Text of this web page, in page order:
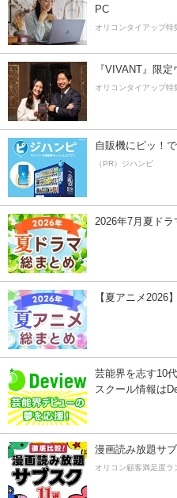
PC
オリコンタイアップ特
『VIVANT』限
オリコンタイアップ特
自販機にピッ！
（PR）ジハンピ
2026年7月夏ドラ
【夏アニメ2026
芸能界を志す10
スクール情報は
漫画読み放題サ
オリコン顧客満足度ラ